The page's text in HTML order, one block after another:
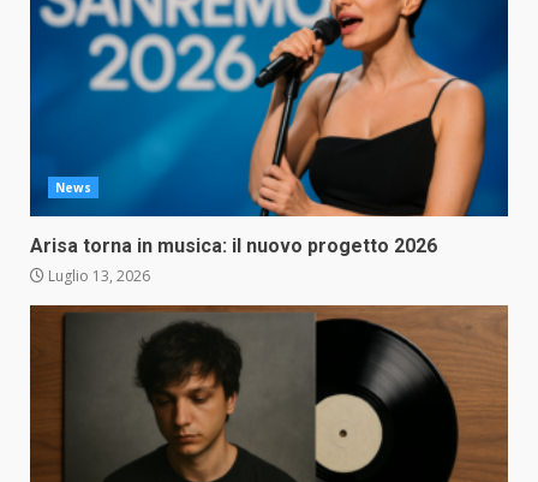
News
Arisa torna in musica: il nuovo progetto 2026
Luglio 13, 2026